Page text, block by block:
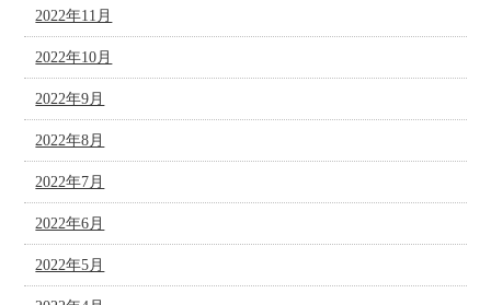
2022年11月
2022年10月
2022年9月
2022年8月
2022年7月
2022年6月
2022年5月